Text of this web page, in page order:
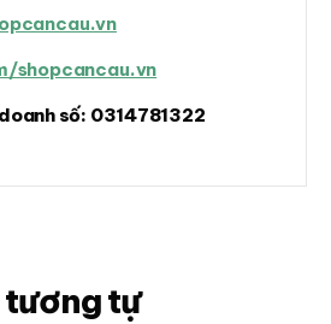
shopcancau.vn
số: 0314781322
tự